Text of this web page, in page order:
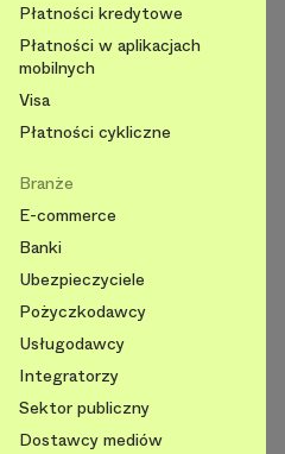
Płatności kredytowe
Płatności w aplikacjach
mobilnych
Visa
Płatności cykliczne
Branże
E-commerce
Banki
Ubezpieczyciele
Pożyczkodawcy
Usługodawcy
Integratorzy
Sektor publiczny
Dostawcy mediów